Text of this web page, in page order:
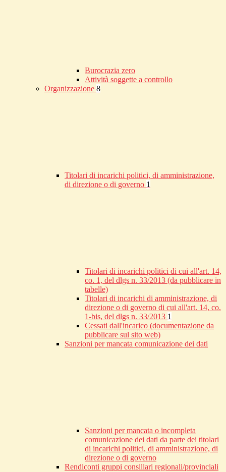
Burocrazia zero
Attività soggette a controllo
Organizzazione 8
Titolari di incarichi politici, di amministrazione,
di direzione o di governo 1
Titolari di incarichi politici di cui all'art. 14,
co. 1, del dlgs n. 33/2013 (da pubblicare in
tabelle)
Titolari di incarichi di amministrazione, di
direzione o di governo di cui all'art. 14, co.
1-bis, del dlgs n. 33/2013 1
Cessati dall'incarico (documentazione da
pubblicare sul sito web)
Sanzioni per mancata comunicazione dei dati
Sanzioni per mancata o incompleta
comunicazione dei dati da parte dei titolari
di incarichi politici, di amministrazione, di
direzione o di governo
Rendiconti gruppi consiliari regionali/provinciali